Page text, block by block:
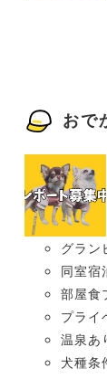
おで
グラン
同室宿
部屋食
プライ
温泉あ
犬種条